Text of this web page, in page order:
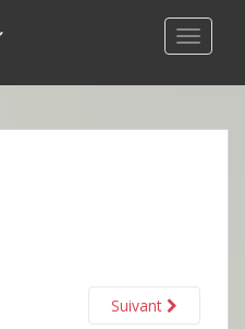
Toggle
Suivant